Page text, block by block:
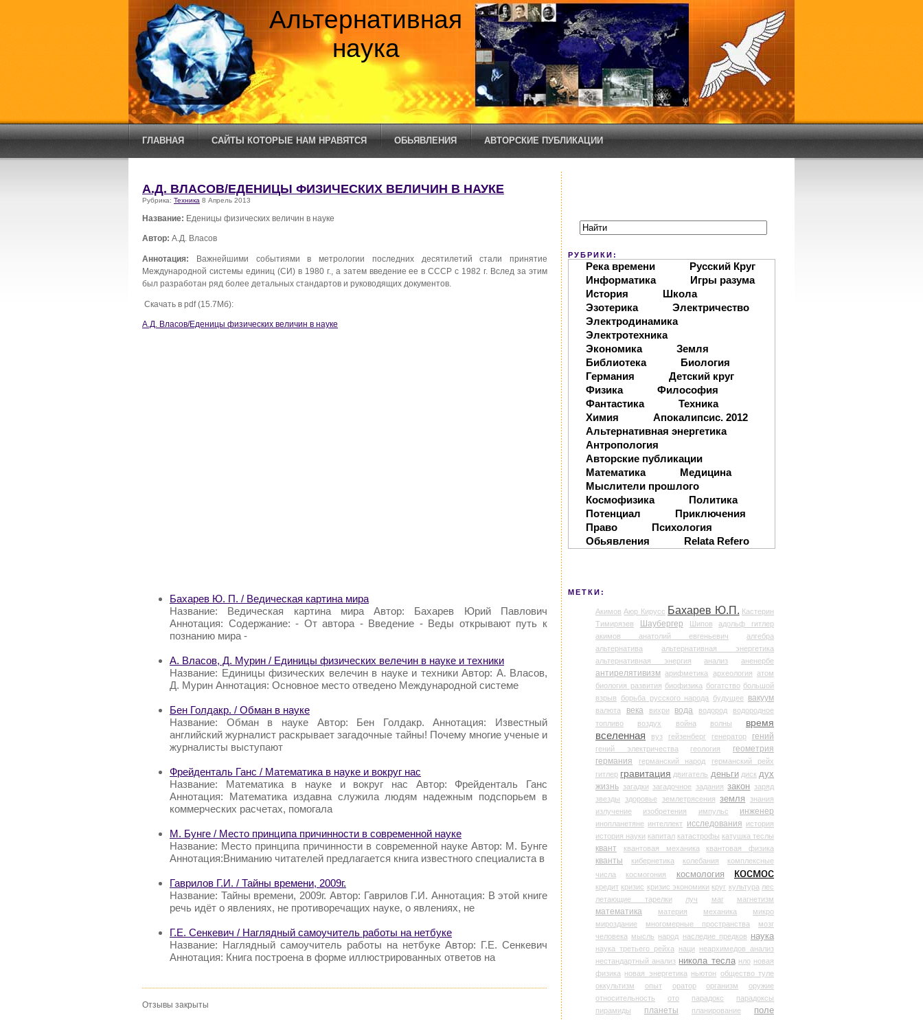
Альтернативная
наука
ГЛАВНАЯ САЙТЫ КОТОРЫЕ НАМ НРАВЯТСЯ ОБЬЯВЛЕНИЯ АВТОРСКИЕ ПУБЛИКАЦИИ
А.Д. ВЛАСОВ/ЕДЕНИЦЫ ФИЗИЧЕСКИХ ВЕЛИЧИН В НАУКЕ
Рубрика: Техника 8 Апрель 2013
Название: Еденицы физических величин в науке
Автор: А.Д. Власов
Аннотация: Важнейшими событиями в метрологии последних десятилетий стали принятие
Международной системы единиц (СИ) в 1980 г., а затем введение ее в СССР с 1982 г. Вслед за этим
был разработан ряд более детальных стандартов и руководящих документов.
Скачать в pdf (15.7Мб):
А.Д. Власов/Еденицы физических величин в науке
Бахарев Ю. П. / Ведическая картина мира
Название: Ведическая картина мира Автор: Бахарев Юрий Павлович
Аннотация: Содержание: - От автора - Введение - Веды открывают путь к
познанию мира -
А. Власов, Д. Мурин / Единицы физических велечин в науке и техники
Название: Единицы физических велечин в науке и техники Автор: А. Власов,
Д. Мурин Аннотация: Основное место отведено Международной системе
Бен Голдакр. / Обман в науке
Название: Обман в науке Автор: Бен Голдакр. Аннотация: Известный
английский журналист раскрывает загадочные тайны! Почему многие ученые и
журналисты выступают
Фрейденталь Ганс / Математика в науке и вокруг нас
Название: Математика в науке и вокруг нас Автор: Фрейденталь Ганс
Аннотация: Математика издавна служила людям надежным подспорьем в
коммерческих расчетах, помогала
М. Бунге / Место принципа причинности в современной науке
Название: Место принципа причинности в современной науке Автор: М. Бунге
Аннотация:Вниманию читателей предлагается книга известного специалиста в
Гаврилов Г.И. / Тайны времени, 2009г.
Название: Тайны времени, 2009г. Автор: Гаврилов Г.И. Аннотация: В этой книге
речь идёт о явлениях, не противоречащих науке, о явлениях, не
Г.Е. Сенкевич / Наглядный самоучитель работы на нетбуке
Название: Наглядный самоучитель работы на нетбуке Автор: Г.Е. Сенкевич
Аннотация: Книга построена в форме иллюстрированных ответов на
Отзывы закрыты
РУБРИКИ:
Река времени
Русский Круг
Информатика
Игры разума
История
Школа
Эзотерика
Электричество
Электродинамика
Электротехника
Экономика
Земля
Библиотека
Биология
Германия
Детский круг
Физика
Философия
Фантастика
Техника
Химия
Апокалипсис. 2012
Альтернативная энергетика
Антропология
Авторские публикации
Математика
Медицина
Мыслители прошлого
Космофизика
Политика
Потенциал
Приключения
Право
Психология
Обьявления
Relata Refero
МЕТКИ:
Акимов Аюр Кирусс Бахарев Ю.П. Кастерин
Тимирязев
Шаубергер Шипов
адольф гитлер
акимов анатолий евгеньевич
алгебра
альтернатива
альтернативная энергетика
альтернативная энергия
анализ аненербе
антирелятивизм арифметика археология атом
биология развития биофизика богатство большой
взрыв
борьба русского народа будущее вакуум
валюта века вихри вода водород
водородное
топливо
воздух война волны
время
вселенная
вуз гейзенберг генератор гений
гений электричества геология
геометрия
германия
германский народ
германский рейх
гитлер гравитация двигатель деньги диск дух
жизнь загадки загадочное задания закон заряд
звезды
здоровье землетрясения земля
знания
излучение
изобретения импульс инженер
инопланетяне интеллект исследования история
история науки капитал катастрофы катушка теслы
квант квантовая механика квантовая физика
кванты кибернетика колебания
комплексные
числа
космогония космология космос
кредит кризис кризис экономики круг культура лес
летающие тарелки
луч маг магнетизм
математика материя механика
микро
мироздание
многомерные пространства
мозг
человека мысль народ наследие предков наука
наука третьего рейха наци
неархимедов анализ
нестандартный анализ никола тесла нло новая
физика новая энергетика ньютон общество туле
оккультизм
опыт оратор организм
оружие
относительность
ото парадокс
парадоксы
пирамиды
планеты планирование
поле